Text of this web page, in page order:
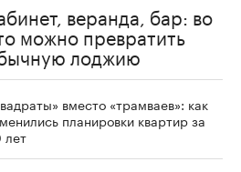
веранда, бар: во
можно превратить
лоджию
вместо «трамваев»: как
планировки квартир за
лет